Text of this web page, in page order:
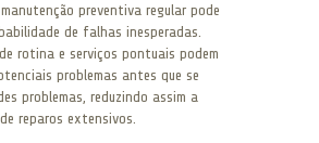
preventiva regular pode
de falhas inesperadas.
rotina e serviços pontuais podem
problemas antes que se
problemas, reduzindo assim a
reparos extensivos.